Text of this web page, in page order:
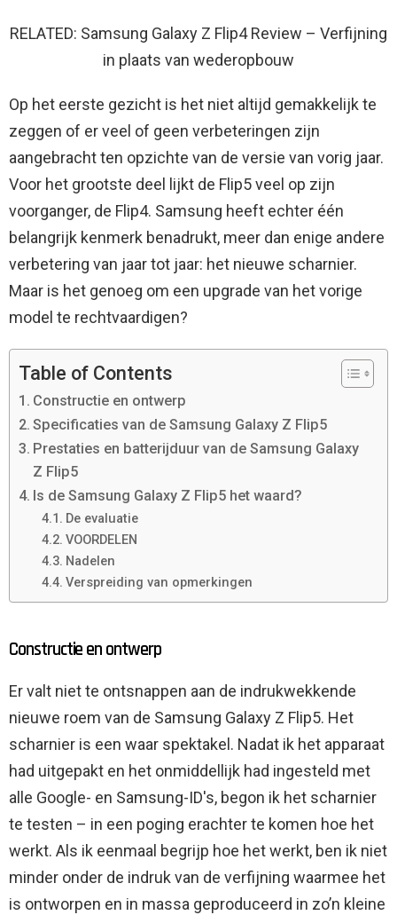
RELATED: Samsung Galaxy Z Flip4 Review – Verfijning
in plaats van wederopbouw
Op het eerste gezicht is het niet altijd gemakkelijk te
zeggen of er veel of geen verbeteringen zijn
aangebracht ten opzichte van de versie van vorig jaar.
Voor het grootste deel lijkt de Flip5 veel op zijn
voorganger, de Flip4. Samsung heeft echter één
belangrijk kenmerk benadrukt, meer dan enige andere
verbetering van jaar tot jaar: het nieuwe scharnier.
Maar is het genoeg om een ​​upgrade van het vorige
model te rechtvaardigen?
Table of Contents
Constructie en ontwerp
Specificaties van de Samsung Galaxy Z Flip5
Prestaties en batterijduur van de Samsung Galaxy
Z Flip5
Is de Samsung Galaxy Z Flip5 het waard?
De evaluatie
VOORDELEN
Nadelen
Verspreiding van opmerkingen
Constructie en ontwerp
Er valt niet te ontsnappen aan de indrukwekkende
nieuwe roem van de Samsung Galaxy Z Flip5. Het
scharnier is een waar spektakel. Nadat ik het apparaat
had uitgepakt en het onmiddellijk had ingesteld met
alle Google- en Samsung-ID's, begon ik het scharnier
te testen – in een poging erachter te komen hoe het
werkt. Als ik eenmaal begrijp hoe het werkt, ben ik niet
minder onder de indruk van de verfijning waarmee het
is ontworpen en in massa geproduceerd in zo’n kleine